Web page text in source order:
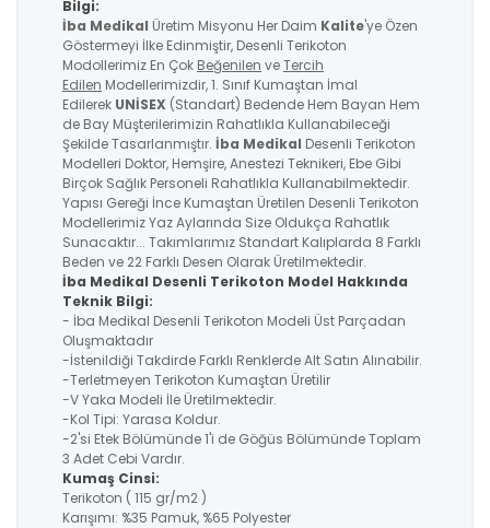
Bilgi:
İba Medikal Üretim Misyonu Her Daim Kalite'ye Özen
Göstermeyi İlke Edinmiştir, Desenli Terikoton
Modollerimiz En Çok Beğenilen veTercih
Edilen Modellerimizdir, 1. Sınıf Kumaştan İmal
Edilerek UNİSEX (Standart) Bedende Hem Bayan Hem
de Bay Müşterilerimizin Rahatlıkla Kullanabileceği
Şekilde Tasarlanmıştır. İba Medikal Desenli Terikoton
Modelleri Doktor, Hemşire, Anestezi Teknikeri, Ebe Gibi
Birçok Sağlık Personeli Rahatlıkla Kullanabilmektedir.
Yapısı Gereği İnce Kumaştan Üretilen Desenli Terikoton
Modellerimiz Yaz Aylarında Size Oldukça Rahatlık
Sunacaktır... Takımlarımız Standart Kalıplarda 8 Farklı
Beden ve 22 Farklı Desen Olarak Üretilmektedir.
İba Medikal Desenli Terikoton Model Hakkında
Teknik Bilgi:
- İba Medikal Desenli Terikoton Modeli Üst Parçadan
Oluşmaktadır
-İstenildiği Takdirde Farklı Renklerde Alt Satın Alınabilir.
-Terletmeyen Terikoton Kumaştan Üretilir
-V Yaka Modeli İle Üretilmektedir.
-Kol Tipi: Yarasa Koldur.
-2'si Etek Bölümünde 1'i de Göğüs Bölümünde Toplam
3 Adet Cebi Vardır.
Kumaş Cinsi:
Terikoton ( 115 gr/m2 )
Karışımı: %35 Pamuk, %65 Polyester